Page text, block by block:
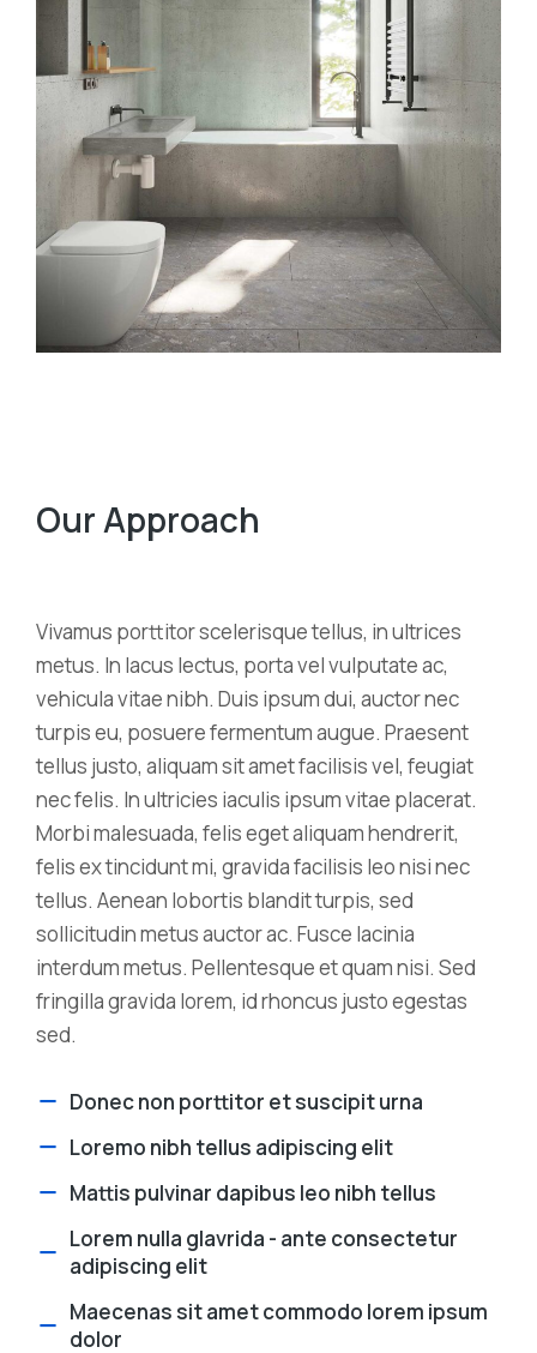
Our Approach
Vivamus porttitor scelerisque tellus, in ultrices
metus. In lacus lectus, porta vel vulputate ac,
vehicula vitae nibh. Duis ipsum dui, auctor nec
turpis eu, posuere fermentum augue. Praesent
tellus justo, aliquam sit amet facilisis vel, feugiat
nec felis. In ultricies iaculis ipsum vitae placerat.
Morbi malesuada, felis eget aliquam hendrerit,
felis ex tincidunt mi, gravida facilisis leo nisi nec
tellus. Aenean lobortis blandit turpis, sed
sollicitudin metus auctor ac. Fusce lacinia
interdum metus. Pellentesque et quam nisi. Sed
fringilla gravida lorem, id rhoncus justo egestas
sed.
Donec non porttitor et suscipit urna
Loremo nibh tellus adipiscing elit
Mattis pulvinar dapibus leo nibh tellus
Lorem nulla glavrida - ante consectetur
adipiscing elit
Maecenas sit amet commodo lorem ipsum
dolor